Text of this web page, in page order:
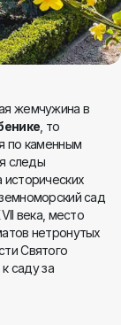
жемчужина в
, то
по каменным
следы
сад
века, место
нетронутых
Святого
саду за
тоски и